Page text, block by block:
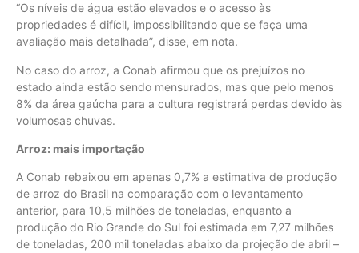
“Os níveis de água estão elevados e o acesso às
propriedades é difícil, impossibilitando que se faça uma
avaliação mais detalhada”, disse, em nota.
No caso do arroz, a Conab afirmou que os prejuízos no
estado ainda estão sendo mensurados, mas que pelo menos
8% da área gaúcha para a cultura registrará perdas devido às
volumosas chuvas.
Arroz: mais importação
A Conab rebaixou em apenas 0,7% a estimativa de produção
de arroz do Brasil na comparação com o levantamento
anterior, para 10,5 milhões de toneladas, enquanto a
produção do Rio Grande do Sul foi estimada em 7,27 milhões
de toneladas, 200 mil toneladas abaixo da projeção de abril –